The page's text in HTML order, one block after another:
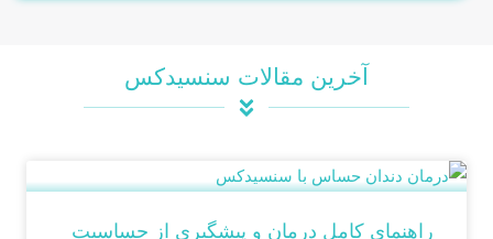
آخرین مقالات سنسیدکس
راهنمای کامل درمان و پیشگیری از حساسیت